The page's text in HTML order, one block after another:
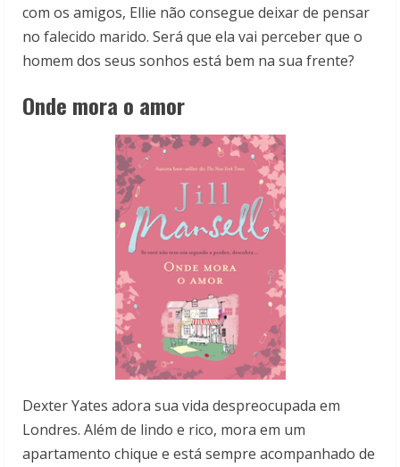
com os amigos, Ellie não consegue deixar de pensar
no falecido marido. Será que ela vai perceber que o
homem dos seus sonhos está bem na sua frente?
Onde mora o amor
Dexter Yates adora sua vida despreocupada em
Londres. Além de lindo e rico, mora em um
apartamento chique e está sempre acompanhado de